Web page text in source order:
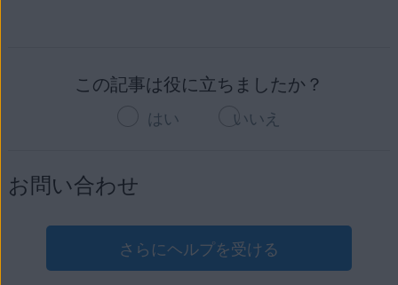
この記事は役に立ちましたか？
はい いいえ
お問い合わせ
さらにヘルプを受ける